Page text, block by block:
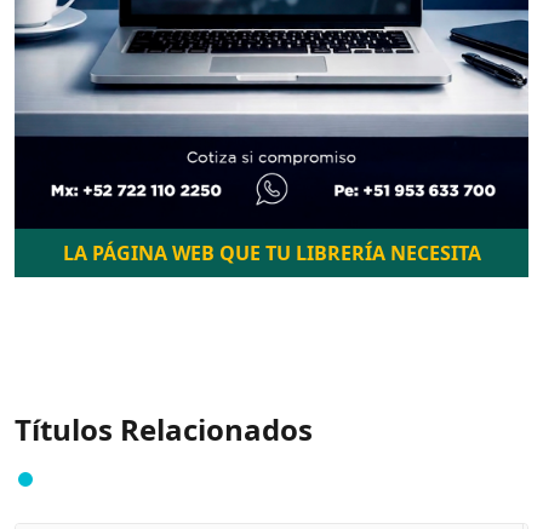
LA PÁGINA WEB QUE TU LIBRERÍA NECESITA
Títulos Relacionados